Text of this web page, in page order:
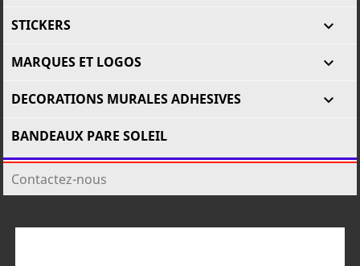

STICKERS

MARQUES ET LOGOS

DECORATIONS MURALES ADHESIVES
BANDEAUX PARE SOLEIL
Contactez-nous